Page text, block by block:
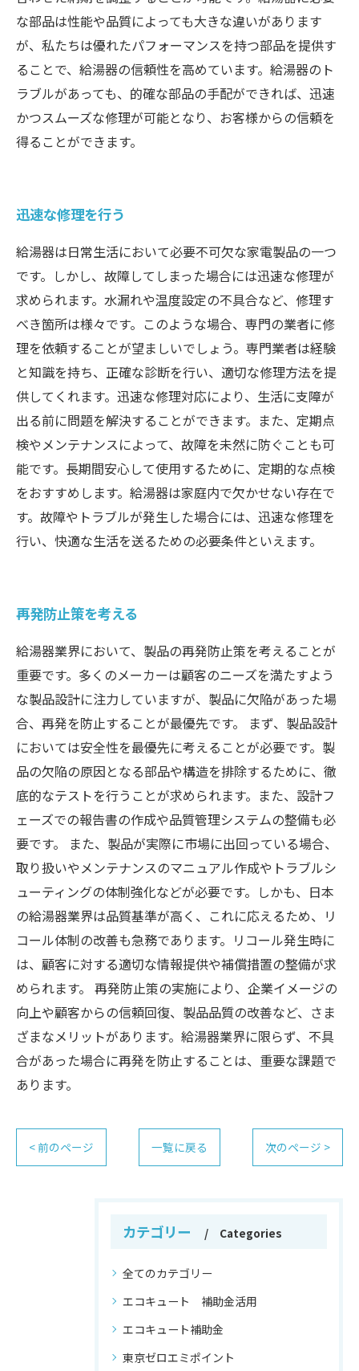
な部品は性能や品質によっても大きな違いがあります
が、私たちは優れたパフォーマンスを持つ部品を提供す
ることで、給湯器の信頼性を高めています。給湯器のト
ラブルがあっても、的確な部品の手配ができれば、迅速
かつスムーズな修理が可能となり、お客様からの信頼を
得ることができます。
迅速な修理を行う
給湯器は日常生活において必要不可欠な家電製品の一つ
です。しかし、故障してしまった場合には迅速な修理が
求められます。水漏れや温度設定の不具合など、修理す
べき箇所は様々です。このような場合、専門の業者に修
理を依頼することが望ましいでしょう。専門業者は経験
と知識を持ち、正確な診断を行い、適切な修理方法を提
供してくれます。迅速な修理対応により、生活に支障が
出る前に問題を解決することができます。また、定期点
検やメンテナンスによって、故障を未然に防ぐことも可
能です。長期間安心して使用するために、定期的な点検
をおすすめします。給湯器は家庭内で欠かせない存在で
す。故障やトラブルが発生した場合には、迅速な修理を
行い、快適な生活を送るための必要条件といえます。
再発防止策を考える
給湯器業界において、製品の再発防止策を考えることが
重要です。多くのメーカーは顧客のニーズを満たすよう
な製品設計に注力していますが、製品に欠陥があった場
合、再発を防止することが最優先です。 まず、製品設計
においては安全性を最優先に考えることが必要です。製
品の欠陥の原因となる部品や構造を排除するために、徹
底的なテストを行うことが求められます。また、設計フ
ェーズでの報告書の作成や品質管理システムの整備も必
要です。 また、製品が実際に市場に出回っている場合、
取り扱いやメンテナンスのマニュアル作成やトラブルシ
ューティングの体制強化などが必要です。しかも、日本
の給湯器業界は品質基準が高く、これに応えるため、リ
コール体制の改善も急務であります。リコール発生時に
は、顧客に対する適切な情報提供や補償措置の整備が求
められます。 再発防止策の実施により、企業イメージの
向上や顧客からの信頼回復、製品品質の改善など、さま
ざまなメリットがあります。給湯器業界に限らず、不具
合があった場合に再発を防止することは、重要な課題で
あります。
< 前のページ 一覧に戻る 次のページ >
カテゴリー Categories
全てのカテゴリー
エコキュート 補助金活用
エコキュート補助金
東京ゼロエミポイント